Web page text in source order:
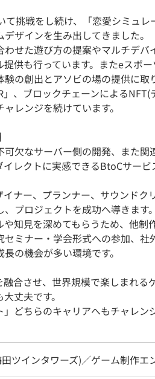
挑戦をし続け、「恋愛シミュレ
ザインを生み出してきました。
せた遊び方の提案やマルチデバ
供も行っています。またeスポ
の創出とアソビの場の提供に取
」、ブロックチェーンによる
レンジを続けています。
欠なサーバー側の開発、また関
レクトに実感できるBtoCサー
ナー、プランナー、サウンドク
プロジェクトを成功へ導きます。
知見を深めてもらうため、他制
ミナー・学会形式への参加、社
の機会が多い環境です。
合させ、世界規模で楽しまれる
丈夫です。
」どちらのキャリアへもチャレン
ツインタワーズ)／ゲーム制作エ